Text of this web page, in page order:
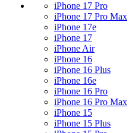
iPhone 17 Pro
iPhone 17 Pro Max
iPhone 17e
iPhone 17
iPhone Air
iPhone 16
iPhone 16 Plus
iPhone 16e
iPhone 16 Pro
iPhone 16 Pro Max
iPhone 15
iPhone 15 Plus